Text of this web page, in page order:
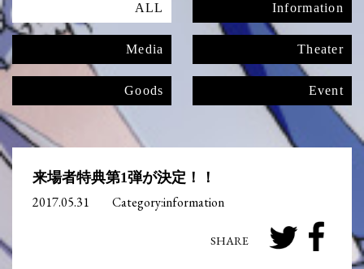
ALL Information
Media Theater
Goods Event
来場者特典第1弾が決定！！
2017.05.31 Category:information